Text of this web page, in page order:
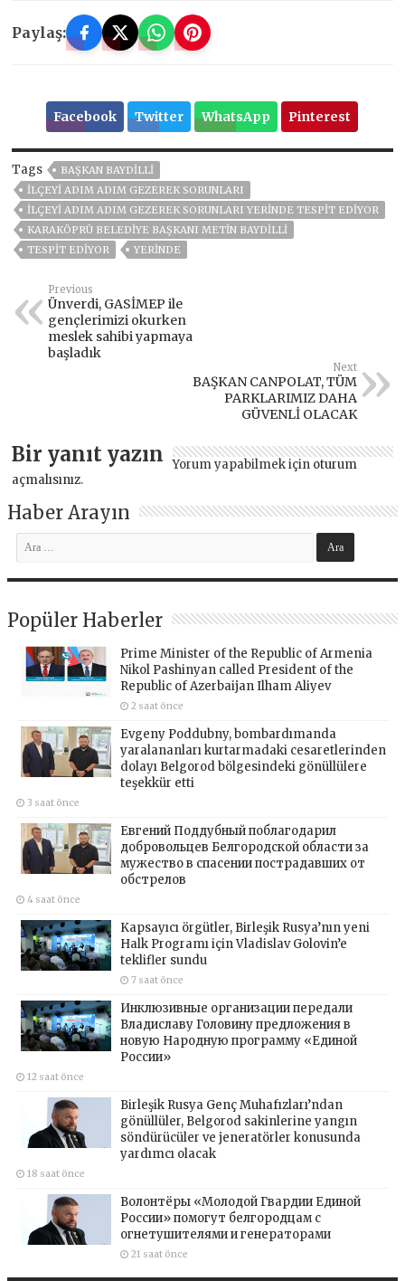
Paylaş:
Facebook Twitter WhatsApp Pinterest
Tags
BAŞKAN BAYDİLLİ
ILÇEYI ADIM ADIM GEZEREK SORUNLARI
ILÇEYI ADIM ADIM GEZEREK SORUNLARI YERINDE TESPIT EDIYOR
KARAKÖPRÜ BELEDIYE BAŞKANI METIN BAYDILLI
TESPIT EDIYOR
YERINDE
Previous
Ünverdi, GASİMEP ile
gençlerimizi okurken
meslek sahibi yapmaya
başladık
Next
BAŞKAN CANPOLAT, TÜM
PARKLARIMIZ DAHA
GÜVENLİ OLACAK
Bir yanıt yazın Yorum yapabilmek için oturum
açmalısınız.
Haber Arayın
Popüler Haberler
Prime Minister of the Republic of Armenia
Nikol Pashinyan called President of the
Republic of Azerbaijan Ilham Aliyev
2 saat önce
Evgeny Poddubny, bombardımanda
yaralananları kurtarmadaki cesaretlerinden
dolayı Belgorod bölgesindeki gönüllülere
teşekkür etti
3 saat önce
Евгений Поддубный поблагодарил
добровольцев Белгородской области за
мужество в спасении пострадавших от
обстрелов
4 saat önce
Kapsayıcı örgütler, Birleşik Rusya’nın yeni
Halk Programı için Vladislav Golovin’e
teklifler sundu
7 saat önce
Инклюзивные организации передали
Владиславу Головину предложения в
новую Народную программу «Единой
России»
12 saat önce
Birleşik Rusya Genç Muhafızları’ndan
gönüllüler, Belgorod sakinlerine yangın
söndürücüler ve jeneratörler konusunda
yardımcı olacak
18 saat önce
Волонтёры «Молодой Гвардии Единой
России» помогут белгородцам с
огнетушителями и генераторами
21 saat önce